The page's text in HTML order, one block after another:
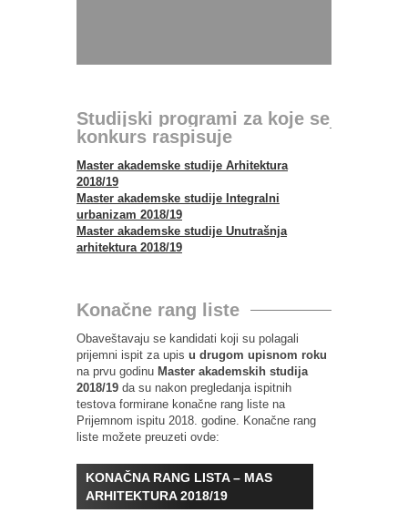
Studijski programi za koje se
konkurs raspisuje
Master akademske studije Arhitektura
2018/19
Master akademske studije Integralni
urbanizam 2018/19
Master akademske studije Unutrašnja
arhitektura 2018/19
Konačne rang liste
Obaveštavaju se kandidati koji su polagali
prijemni ispit za upis u drugom upisnom roku
na prvu godinu Master akademskih studija
2018/19 da su nakon pregledanja ispitnih
testova formirane konačne rang liste na
Prijemnom ispitu 2018. godine. Konačne rang
liste možete preuzeti ovde:
KONAČNA RANG LISTA – MAS
ARHITEKTURA 2018/19